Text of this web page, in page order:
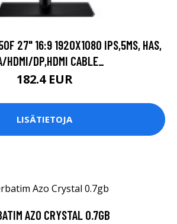
27" 16:9 1920X1080 IPS,5MS, HAS,
HDMI/DP,HDMI CABLE_
182.4 EUR
LISÄTIETOJA
AZO CRYSTAL 0.7GB